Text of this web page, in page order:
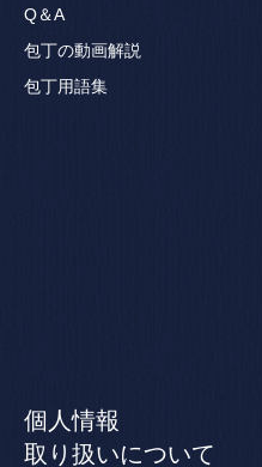
Q＆A
包丁の動画解説
包丁用語集
個人情報
取り扱いについて